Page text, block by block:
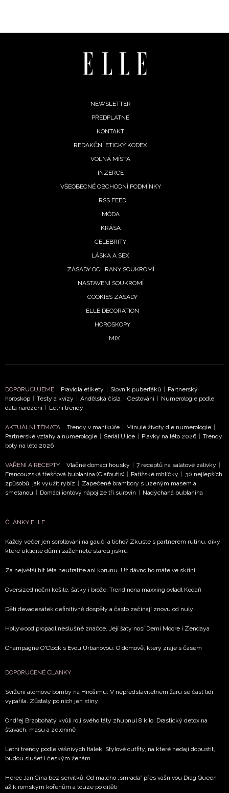
ODESLAT
Přihlášením k newsletteru souhlasíte sObchodními
podmínkami společnosti BurdaMedia Extra s.r.o.a
potvrzujete, že jste se seznámili se Zásadami
vyhodnocení akce a zasílání novinek.
Chcete navíc dostávat i další zajímavé a exkluzivní
zpracováním údajů k tomuto účelu podleZásad ochrany
NEWSLETTER
PŘEDPLATNÉ
KONTAKT
REDAKČNÍ ETICKÝ KODEX
VOLNÁ MÍSTA
INZERCE
VŠEOBECNÉ OBCHODNÍ PODMÍNKY
RSS FEED
MÓDA
KRÁSA
CELEBRITY
LÁSKA A SEX
ZÁSADY OCHRANY SOUKROMÍ
NASTAVENÍ SOUKROMÍ
COOKIES ZÁSADY
ELLE DECORATION
HOROSKOPY
MIX
DOPORUČUJEME Pravidla etikety | Slovník puberťáků | Partnerský
horoskop | Testy a kvízy | Andělská čísla | Cestování | Numerologie podle
data narození | Letní trendy
AKTUÁLNÍ TÉMATA Trendy v manikúře | Minulé životy dle numerologie |
Partnerské vztahy a numerologie | Seriál Ulice | Plavky na léto 2026 | Trendy
boty na léto 2026
VAŘENÍ A RECEPTY Vláčné domácí housky | 7 receptů na salátové zálivky |
Francouzská třešňová bublanina (Clafoutis) | Pařížské rohlíčky | 30 nejlepších
způsobů, jak využít rybíz | Zapečené brambory s uzeným masem a
smetanou | Domácí iontový nápoj ze tří surovin | Nadýchaná bublanina
ČLÁNKY ELLE
Každý večer jen scrollování na gauči a ticho? Zkuste s partnerem rutinu, díky
které uklidíte dům i zažehnete starou jiskru
Za největší hit léta neutratíte ani korunu. Už dávno ho máte ve skříni
Oversized noční košile, šátky i brože. Trend nona maxxing ovládl Kodaň
Děti devadesátek definitivně dospěly a často začínají znovu od nuly
Hollywood propadl neslušné značce. Její šaty nosí Demi Moore i Zendaya
Champagne O'Clock s Evou Urbanovou: O domově, který zraje s časem
DOPORUČENÉ ČLÁNKY
Svržení atomové bomby na Hirošimu: V nepředstavitelném žáru se část lidí
vypařila. Zůstaly po nich jen stíny
Ondřej Brzobohatý kvůli roli svého táty zhubnul 8 kilo: Drastický detox na
šťávách, masu a zelenině
Letní trendy podle vášnivých Italek. Stylové outfity, na které nedají dopustit,
budou slušet i českým ženám
Herec Jan Cina bez servítků: Od malého „smrada” přes vášnivou Drag Queen
až k romským kořenům a touze po dítěti